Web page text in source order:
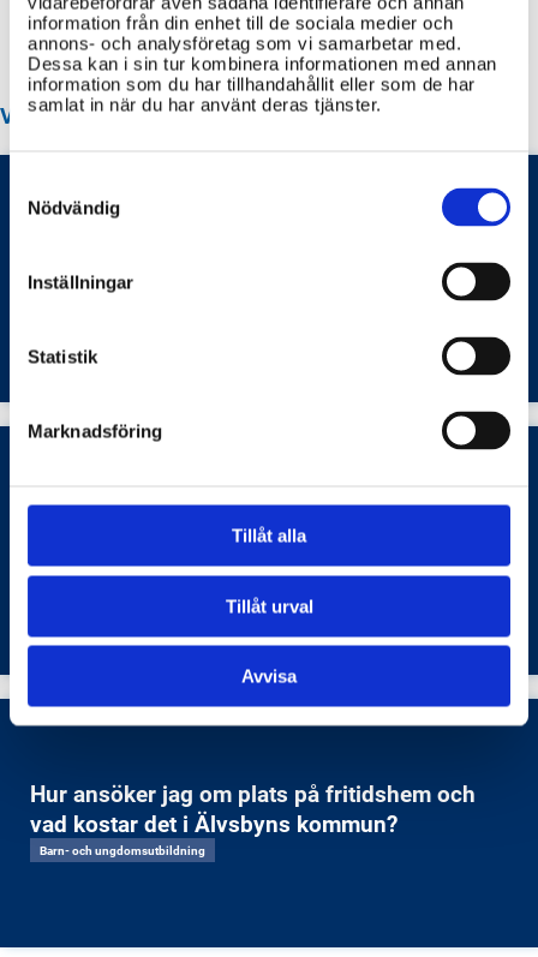
information från din enhet till de sociala medier och
annons- och analysföretag som vi samarbetar med.
Dessa kan i sin tur kombinera informationen med annan
information som du har tillhandahållit eller som de har
samlat in när du har använt deras tjänster.
Selection
Nödvändig
Inställningar
Statistik
Marknadsföring
Tillåt alla
Tillåt urval
Avvisa
Återvinningscentraler
VANLIGA FRÅGOR OM ÄLVSBYN KOMMUN
rörelsehindrade i Älvsbyns kommun?
Hur gör jag en orosanmälan i Älvsbyns
Barnets rättigheter
Hur ansöker jag om plats på fritidshem och
vad kostar det i Älvsbyns kommun?
Barn- och ungdomsutbildning